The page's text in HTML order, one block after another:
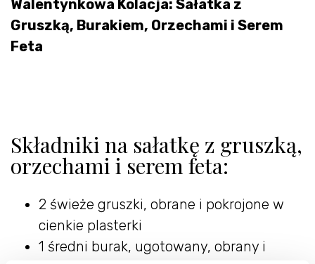
Walentynkowa Kolacja: Sałatka z
Gruszką, Burakiem, Orzechami i Serem
Feta
Składniki na sałatkę z gruszką,
orzechami i serem feta:
2 świeże gruszki, obrane i pokrojone w
cienkie plasterki
1 średni burak, ugotowany, obrany i